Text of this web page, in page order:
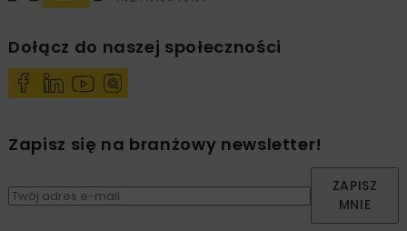
Dołącz do naszej społeczności
Zapisz się na branżowy newsletter!
ZAPISZ
MNIE